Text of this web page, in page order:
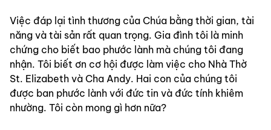
Việc đáp lại tình thương của Chúa bằng thời gian, tài
năng và tài sản rất quan trọng. Gia đình tôi là minh
chứng cho biết bao phước lành mà chúng tôi đang
nhận. Tôi biết ơn cơ hội được làm việc cho Nhà Thờ
St. Elizabeth và Cha Andy. Hai con của chúng tôi
được ban phước lành với đức tin và đức tính khiêm
nhường. Tôi còn mong gì hơn nữa?